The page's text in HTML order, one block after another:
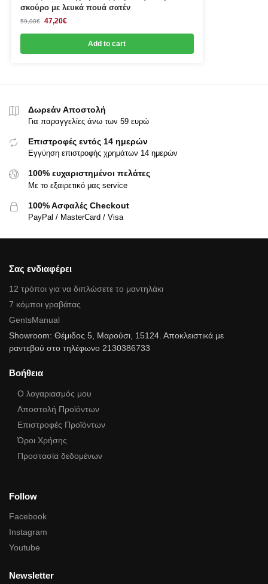
σκούρο με λευκά πουά σατέν
59,00€ 47,20€
Add to cart
Δωρεάν Αποστολή
Για παραγγελίες άνω των 59 ευρώ
Επιστροφές εντός 14 ημερών
Εγγύηση επιστροφής χρημάτων 14 ημερών
100% ευχαριστημένοι πελάτες
Με το εξαιρετικό μας service
100% Ασφαλές Checkout
PayPal / MasterCard / Visa
Σας ενδιαφέρει
12 τρόποι για να διπλώσετε το μαντηλάκι
7 κόμποι γραβάτας
GentsManual
Showroom: Θέμιδος 5, Μαρούσι, 15124. Αποκλειστικά με
ραντεβού στο τηλέφωνο 2130386733
Βοήθεια
Ο λογαριασμός μου
Αποστολή Προϊόντων
Επιστροφές Προϊόντων
Όροι Χρήσης
Προστασία δεδομένων
Follow
Facebook
Instagram
Youtube
Newsletter